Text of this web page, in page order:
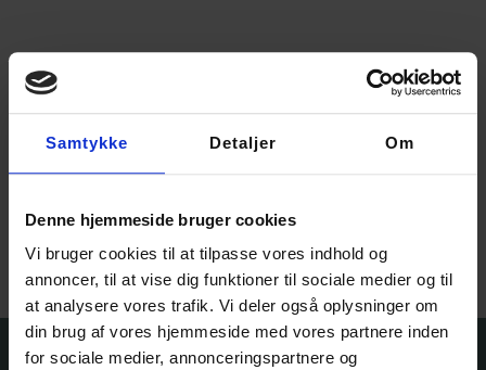
Samtykke Detaljer Om
Denne hjemmeside bruger cookies
Vi bruger cookies til at tilpasse vores indhold og
annoncer, til at vise dig funktioner til sociale medier og til
at analysere vores trafik. Vi deler også oplysninger om
din brug af vores hjemmeside med vores partnere inden
for sociale medier, annonceringspartnere og
limited edition
Vælg muligheder